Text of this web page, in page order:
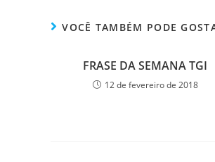
VOCÊ TAMBÉM PODE
FRASE DA SEMANA TGI
12 de fevereiro de 2018